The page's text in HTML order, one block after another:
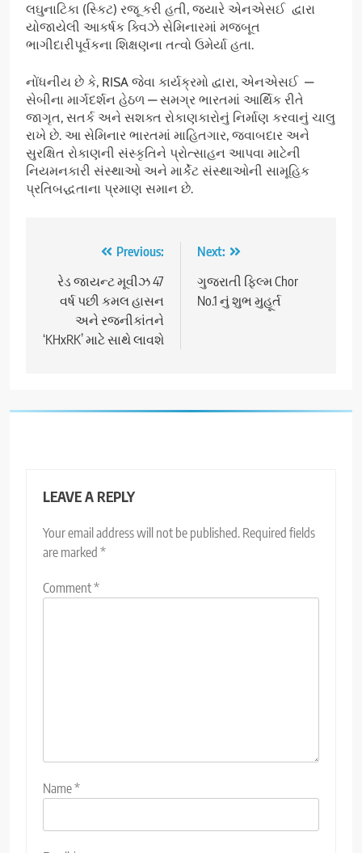
લઘુનાટિકા (સ્કિટ) રજૂ કરી હતી, જ્યારે એનએસઈ દ્વારા
યોજાયેલી આકર્ષક ક્વિઝે સેમિનારમાં મજબૂત
ભાગીદારીપૂર્વકના શિક્ષણના તત્વો ઉમેર્યા હતા.
નોંધનીય છે કે, RISA જેવા કાર્યક્રમો દ્વારા, એનએસઈ —
સેબીના માર્ગદર્શન હેઠળ — સમગ્ર ભારતમાં આર્થિક રીતે
જાગૃત, સતર્ક અને સશક્ત રોકાણકારોનું નિર્માણ કરવાનું ચાલુ
રાખે છે. આ સેમિનાર ભારતમાં માહિતગાર, જવાબદાર અને
સુરક્ષિત રોકાણની સંસ્કૃતિને પ્રોત્સાહન આપવા માટેની
નિયમનકારી સંસ્થાઓ અને માર્કેટ સંસ્થાઓની સામૂહિક
પ્રતિબદ્ધતાના પ્રમાણ સમાન છે.
navigation
Previous:
રેડ જાયન્ટ મૂવીઝ 47
વર્ષ પછી કમલ હાસન
અને રજનીકાંતને
‘KHxRK’ માટે સાથે લાવશે
Next:
ગુજરાતી ફિલ્મ Chor
No.1 નું શુભ મુહૂર્ત
LEAVE A REPLY
Your email address will not be published. Required fields
are marked *
Comment*
Name*